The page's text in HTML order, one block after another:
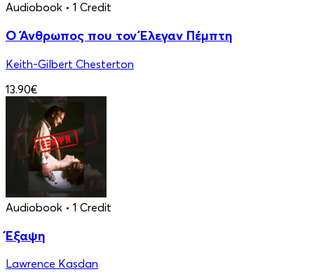
Audiobook • 1 Credit
Ο Άνθρωπος που τον Έλεγαν Πέμπτη
Keith-Gilbert Chesterton
13.90€
Audiobook • 1 Credit
Έξαψη
Lawrence Kasdan